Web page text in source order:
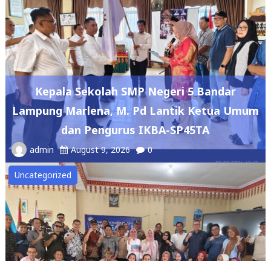
Kepala Sekolah SMP Negeri 5 Bandar
Lampung Marlena, M. Pd Lantik Ketua Umum
dan Pengurus IKBA-SP45TA
admin August 9, 2026 0
Uncategorized